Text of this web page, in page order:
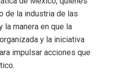
de la industria de las
manera en que la
y la iniciativa
impulsar acciones que